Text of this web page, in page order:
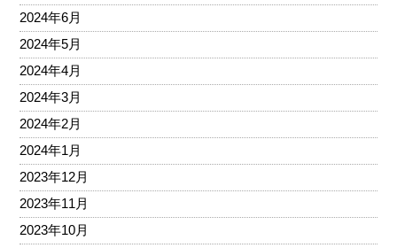
2024年6月
2024年5月
2024年4月
2024年3月
2024年2月
2024年1月
2023年12月
2023年11月
2023年10月